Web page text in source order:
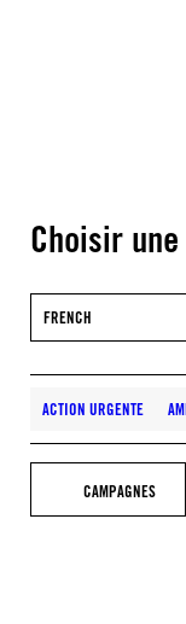
Choisir
FRENCH
ACTION URGENTE
CAMPAGNES